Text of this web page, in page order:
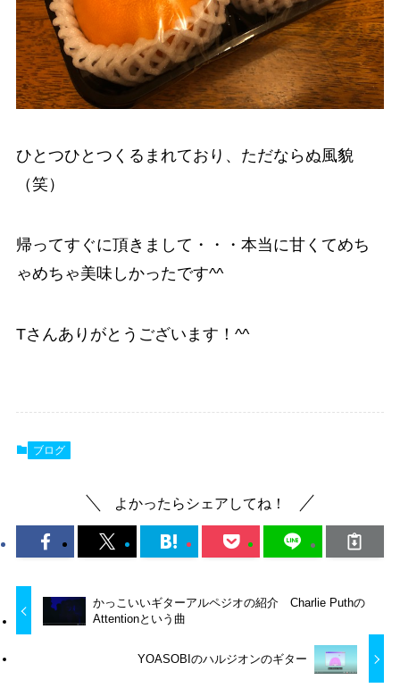
ひとつひとつくるまれており、ただならぬ風貌
（笑）
帰ってすぐに頂きまして・・・本当に甘くてめち
ゃめちゃ美味しかったです^^
Tさんありがとうございます！^^
ブログ
よかったらシェアしてね！
かっこいいギターアルペジオの紹介 Charlie Puthの
Attentionという曲
YOASOBIのハルジオンのギター